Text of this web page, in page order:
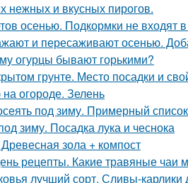
нежных и вкусных пирогов.
осенью. Подкормки не входят
и пересаживают осенью.
огурцы бывают горькими?
грунте. Место посадки и
огороде. Зелень
под зиму. Примерный
зиму. Посадка лука и чеснока
зола + компост
рецепты. Какие травяные чаи
лучший сорт. Сливы-карлики